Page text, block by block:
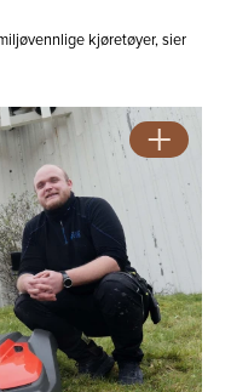
kjøretøyer, sier